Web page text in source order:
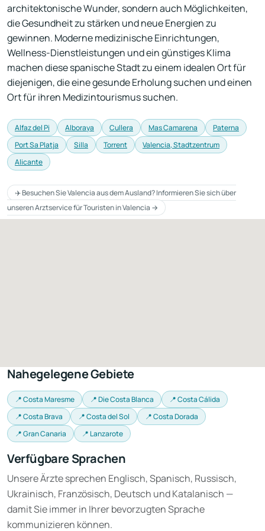
architektonische Wunder, sondern auch Möglichkeiten,
die Gesundheit zu stärken und neue Energien zu
gewinnen. Moderne medizinische Einrichtungen,
Wellness-Dienstleistungen und ein günstiges Klima
machen diese spanische Stadt zu einem idealen Ort für
diejenigen, die eine gesunde Erholung suchen und einen
Ort für ihren Medizintourismus suchen.
Alfaz del Pi Alboraya Cullera Mas Camarena
Paterna
Port Sa Platja
Silla Torrent
Valencia, Stadtzentrum
Alicante
✈️ Besuchen Sie Valencia aus dem Ausland? Informieren Sie sich über
unseren Arztservice für Touristen in Valencia →
Nahegelegene Gebiete
📍 Costa Maresme 📍 Die Costa Blanca
📍 Costa Cálida
📍 Costa Brava
📍 Costa del Sol
📍 Costa Dorada
📍 Gran Canaria
📍 Lanzarote
Verfügbare Sprachen
Unsere Ärzte sprechen Englisch, Spanisch, Russisch,
Ukrainisch, Französisch, Deutsch und Katalanisch —
damit Sie immer in Ihrer bevorzugten Sprache
kommunizieren können.